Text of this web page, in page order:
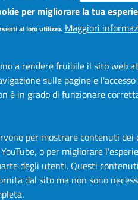
per migliorare la tua
al loro utilizzo. Maggiori
a rendere fruibile il sito web
sulle pagine e
è in grado di funzionare
per mostrare contenuti dei
o per migliorare
degli utenti. Questi
dal sito ma non sono